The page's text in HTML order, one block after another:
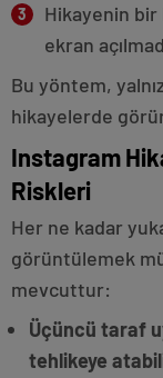
Hikayenin bir
ekran
Bu yöntem,
hikayelerde
Instagram
Riskleri
Her ne kadar
görüntülemek
mevcuttur:
Üçüncü taraf
tehlikeye